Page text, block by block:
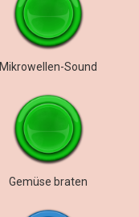
Mikrowellen-Sound
Gemüse braten